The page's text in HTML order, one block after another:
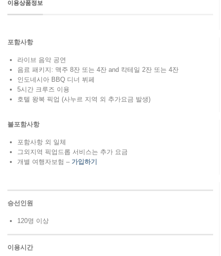
이용상품정보
포함사항
라이브 음악 공연
음료 패키지: 맥주 8잔 또는 4잔 and 칵테일 2잔 또는 4잔
인도네시아 BBQ 디너 뷔페
5시간 크루즈 이용
호텔 왕복 픽업 (사누르 지역 외 추가요금 발생)
불포함사항
포함사항 외 일체
그외지역 픽업드롭 서비스는 추가 요금
개별 여행자보험 – 가입하기
승선인원
120명 이상
이용시간